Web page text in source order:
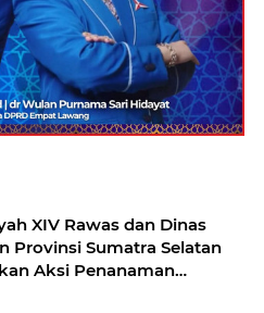
XIV Rawas dan Dinas
Provinsi Sumatra Selatan
Aksi Penanaman